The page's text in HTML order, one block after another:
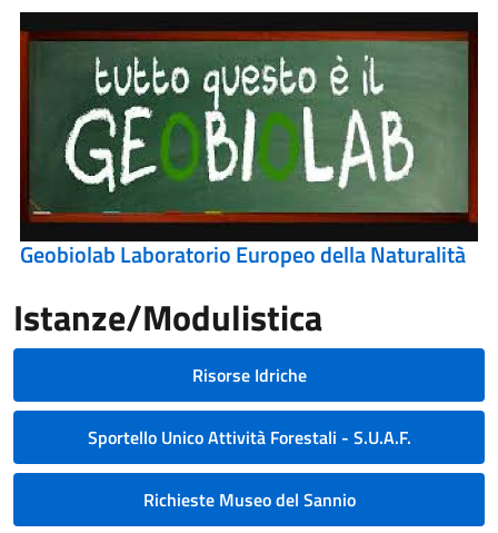
Geobiolab Laboratorio Europeo della Naturalità
Istanze/Modulistica
Risorse Idriche
Sportello Unico Attività Forestali - S.U.A.F.
Richieste Museo del Sannio